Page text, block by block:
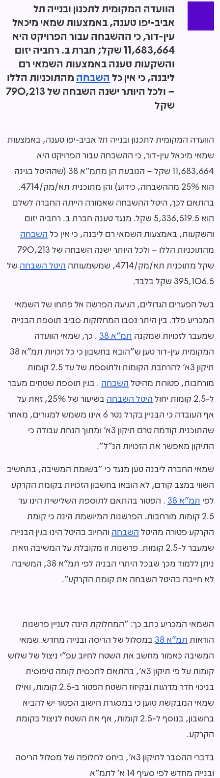
הוועדה המקומית לתכנון ובנייה תל
אביב-יפו טענה, באמצעות שמאי מיכאל
עין-דור, כי ההשבחה עבור הפרויקט היא
11,683,664 שקל; חברת ב. רחביה יזום
והשקעות טענה באמצעות השמאי רם
ליבנה, כי אין כל השבחה מהתוכניות הללו
– ולכל היותר ישנה השבחה של 790,213
שקל
הוועדה המקומית לתכנון ובנייה תל אביב-יפו טענה, באמצעות
שמאי מיכאל עין-דור, כי ההשבחה עבור הפרויקט היא
11,683,664 שקל – הנובעת הן מתמ"א 38 (שההיטל בגינה
הוא 25% מההשבחה, כידוע) והן מתוכנית תא/מק/4714.
בהתאם לכך, היטל ההשבחה שאמורה הייתה החברה לשלם
הוא 5,336,519.5 שקל. מנגד טענה חברת ב. רחביה יזום
והשקעות, באמצעות השמאי רם ליבנה, כי אין כל השבחה
מהתוכניות הללו – ולכל היותר ישנה השבחה של 790,213
שקל מתוכנית תא/מק/4714, שמשמעותה
היטל השבחה של
395,106.5 שקל בלבד.
בשל הפערים הגדולים, הגיעה הפרשה אל פתחו של השמאי
המכריע פלד. בין היתר נסבו המחלוקות סביב תוספת הבנייה
שמעבר לזכויות שמקנה תמ"א 38
. כך, שמאי הוועדה
המקומית עין-דור טען ש"הובא בחשבון כי כל זכויות תמ"א 38
תיקון 3א' להרחבת הקומות ולתוספת של עד 2.5 קומות
מורחבות, פטורות מהיטל השבחה . בגין תוספת שטחים מעבר
ל-2.5 קומות יחול
היטל השבחה
בשיעור של 25%, זאת על
אף העובדה כי הבניין בקרל נטר 6 אינו משמש למגורים, מאחר
שהתוכנית קודמה טרם תיקון 3א' ומתוך הנחת עבודה כי
התיקון מאפשר את הזכויות הנ"ל".
שמאי החברה ליבנה טען מנגד כי "בשומת המשיבה, בתחשיב
השווי במצב קודם, לא הובאו בחשבון הזכויות בקומת הקרקע
לפי תמ"א 38
. הפטור בהתאם לתוספת השלישית הינו עד
2.5 קומות מורחבות. הפרשנות המיושמת הינה כי קומת
הקרקע פטורה מהיטל השבחה והחיוב בהיטל הינו בגין הבנייה
שמעבר ל-2.5 קומות. פרשנות זו מקובלת על המשיבה וזאת
ניתן ללמוד מכך שבכל היתרי הבניה לפי תמ"א 38, המשיבה
לא חייבה בהיטל השבחה את קומת הקרקע".
השמאי המכריע כתב כך: "המחלוקת הינה לעניין פרשנות
הוראות תמ"א 38
במסלול של הריסה ובנייה מחדש. שמאי
המשיבה כאמור מחשב את השטח לחיוב עפ"י ניצול של שלוש
קומות על פי תיקון 3א', בהתאם לתכסית קומה טיפוסית
בניכוי חדר מדרגות ובקיזוז השטח הפטור ב-2.5 קומות, ואילו
שמאי המבקשת טוען כי במסגרת חישוב הפטור יש להביא
בחשבון, בנוסף ל-2.5 קומות, אף את השטח לניצול בקומת
הקרקע.
בדברי ההסבר לתיקון 3א', ביחס לחלופה של מסלול הריסה
ובנייה מחדש לפי סעיף 14 א' לתמ"א